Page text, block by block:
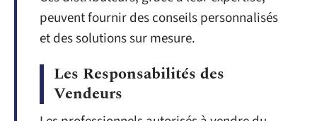
peuvent fournir des conseils personnalisés
et des solutions sur mesure.
Les Responsabilités des
Vendeurs